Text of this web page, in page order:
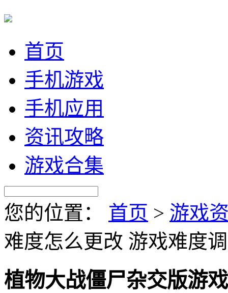
首页
手机游戏
手机应用
资讯攻略
游戏合集
您的位置： 首页 > 游戏
难度怎么更改 游戏难度
植物大战僵尸杂交版游